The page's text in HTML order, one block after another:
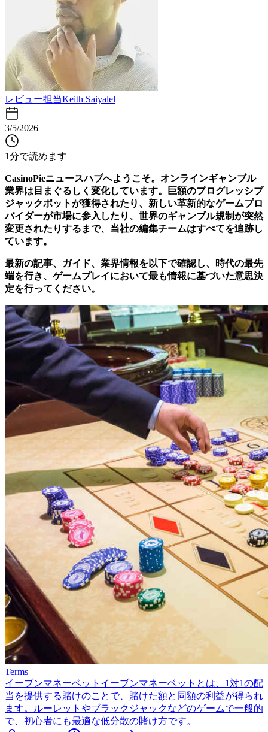
レビュー担当Keith Saiyalel
3/5/2026
1分で読めます
CasinoPieニュースハブへようこそ。オンラインギャンブル
業界は目まぐるしく変化しています。巨額のプログレッシブ
ジャックポットが獲得されたり、新しい革新的なゲームプロ
バイダーが市場に参入したり、世界のギャンブル規制が突然
変更されたりするまで、当社の編集チームはすべてを追跡し
ています。
最新の記事、ガイド、業界情報を以下で確認し、時代の最先
端を行き、ゲームプレイにおいて最も情報に基づいた意思決
定を行ってください。
Terms
イーブンマネーベット イーブンマネーベットとは、1対1の配
当を提供する賭けのことで、賭けた額と同額の利益が得られ
ます。ルーレットやブラックジャックなどのゲームで一般的
で、初心者にも最適な低分散の賭け方です。